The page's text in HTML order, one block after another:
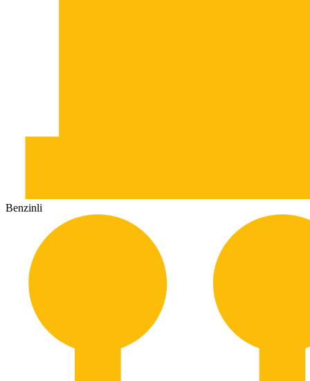
Benzinli